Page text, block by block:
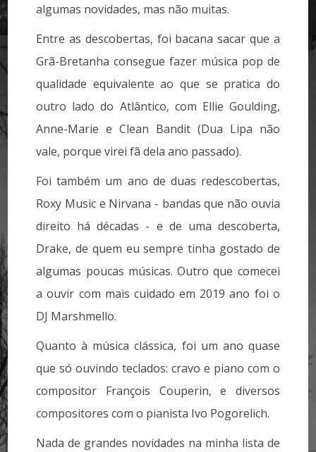
algumas novidades, mas não muitas.
Entre as descobertas, foi bacana sacar que a
Grã-Bretanha consegue fazer música pop de
qualidade equivalente ao que se pratica do
outro lado do Atlântico, com Ellie Goulding,
Anne-Marie e Clean Bandit (Dua Lipa não
vale, porque virei fã dela ano passado).
Foi também um ano de duas redescobertas,
Roxy Music e Nirvana - bandas que não ouvia
direito há décadas - e de uma descoberta,
Drake, de quem eu sempre tinha gostado de
algumas poucas músicas. Outro que comecei
a ouvir com mais cuidado em 2019 ano foi o
DJ Marshmello.
Quanto à música clássica, foi um ano quase
que só ouvindo teclados: cravo e piano com o
compositor François Couperin, e diversos
compositores com o pianista Ivo Pogorelich.
Nada de grandes novidades na minha lista de